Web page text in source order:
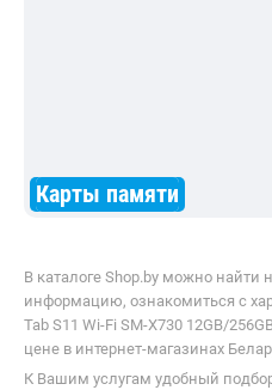
Карты памяти
В каталоге Shop.by можно
информацию, ознакомиться с
Tab S11 Wi-Fi SM-X730 12GB/
цене в интернет-магазинах
К Вашим услугам удобный